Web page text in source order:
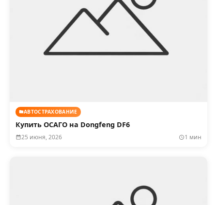
АВТОСТРАХОВАНИЕ
Купить ОСАГО на Dongfeng DF6
25 июня, 2026 1 мин